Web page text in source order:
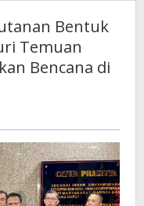
Bentuk
Temuan
Bencana di